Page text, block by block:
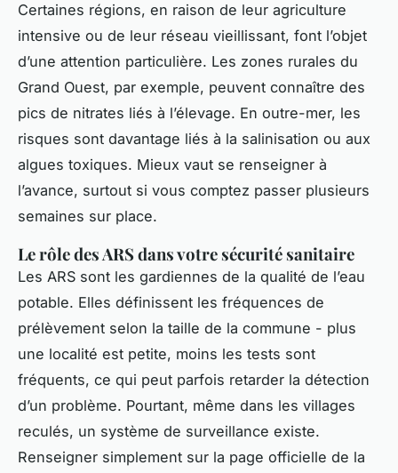
Certaines régions, en raison de leur agriculture
intensive ou de leur réseau vieillissant, font l’objet
d’une attention particulière. Les zones rurales du
Grand Ouest, par exemple, peuvent connaître des
pics de nitrates liés à l’élevage. En outre-mer, les
risques sont davantage liés à la salinisation ou aux
algues toxiques. Mieux vaut se renseigner à
l’avance, surtout si vous comptez passer plusieurs
semaines sur place.
Le rôle des ARS dans votre sécurité sanitaire
Les ARS sont les gardiennes de la qualité de l’eau
potable. Elles définissent les fréquences de
prélèvement selon la taille de la commune - plus
une localité est petite, moins les tests sont
fréquents, ce qui peut parfois retarder la détection
d’un problème. Pourtant, même dans les villages
reculés, un système de surveillance existe.
Renseigner simplement sur la page officielle de la